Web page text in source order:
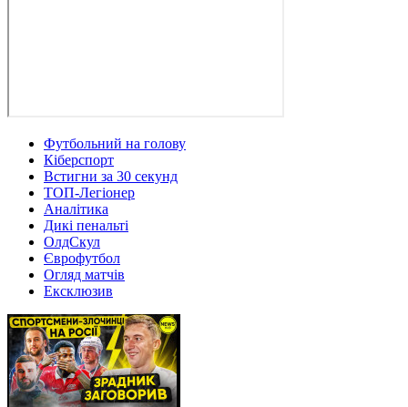
Футбольний на голову
Кіберспорт
Встигни за 30 секунд
ТОП-Легіонер
Аналітика
Дикі пенальті
ОлдСкул
Єврофутбол
Огляд матчів
Ексклюзив